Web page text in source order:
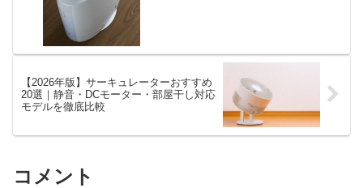
【2026年版】サーキュレーターおすすめ
20選｜静音・DCモーター・部屋干し対応
モデルを徹底比較
コメント